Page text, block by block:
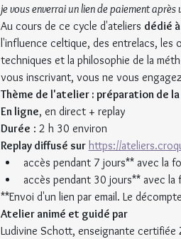
je vous enverrai un lien de paiement
Au cours de ce cycle d'ateliers dédié
l'influence celtique, des entrelacs, les
techniques et la philosophie de la
vous inscrivant, vous ne vous
Thème de l'atelier : préparation de
En ligne, en direct + replay
Durée : 2 h 30 environ
Replay diffusé sur https://
accès pendant 7 jours** avec la
accès pendant 30 jours** avec la
**Envoi d'un lien par email. Le
Atelier animé et guidé par
Ludivine Schott, enseignante